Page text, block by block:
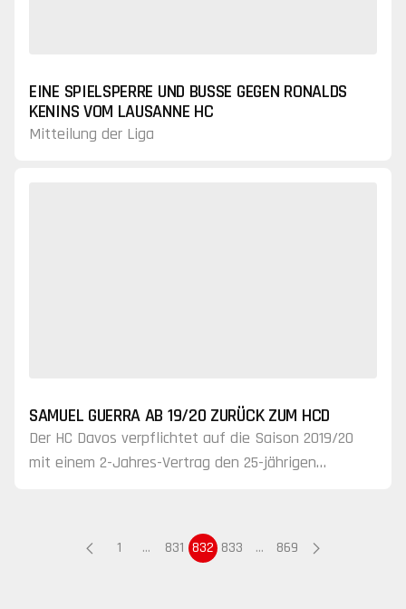
EINE SPIELSPERRE UND BUSSE GEGEN RONALDS
KENINS VOM LAUSANNE HC
Mitteilung der Liga
SAMUEL GUERRA AB 19/20 ZURÜCK ZUM HCD
Der HC Davos verpflichtet auf die Saison 2019/20
mit einem 2-Jahres-Vertrag den 25-jährigen
1 … 831 832 833 … 869